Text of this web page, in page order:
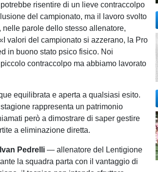
risentire di un lieve contraccolpo
del campionato, ma il lavoro svolto
nelle parole dello stesso allenatore,
valori del campionato si azzerano, la Pro
in buono stato psico fisico. Noi
contraccolpo ma abbiamo lavorato
equilibrata e aperta a qualsiasi esito.
rappresenta un patrimonio
però a dimostrare di saper gestire
a eliminazione diretta.
Ivan Pedrelli— allenatore del Lentigione
la squadra parta con il vantaggio di